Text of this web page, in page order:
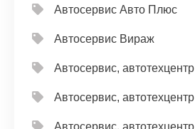
Автосервис Авто Плюс
Автосервис Вираж
Автосервис, автотехцентр
Автосервис, автотехцентр
Автосервис, автотехцентр